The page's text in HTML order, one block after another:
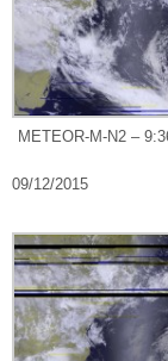
METEOR-M-N2 –
09/12/2015